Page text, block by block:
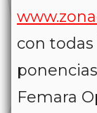
con
Femara